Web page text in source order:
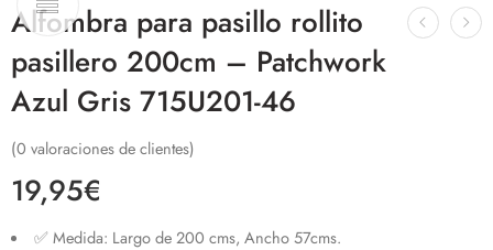
Alfombra para pasillo rollito
pasillero 200cm – Patchwork
Azul Gris 715U201-46
(0 valoraciones de clientes)
19,95€
✅ Medida: Largo de 200 cms, Ancho 57cms.